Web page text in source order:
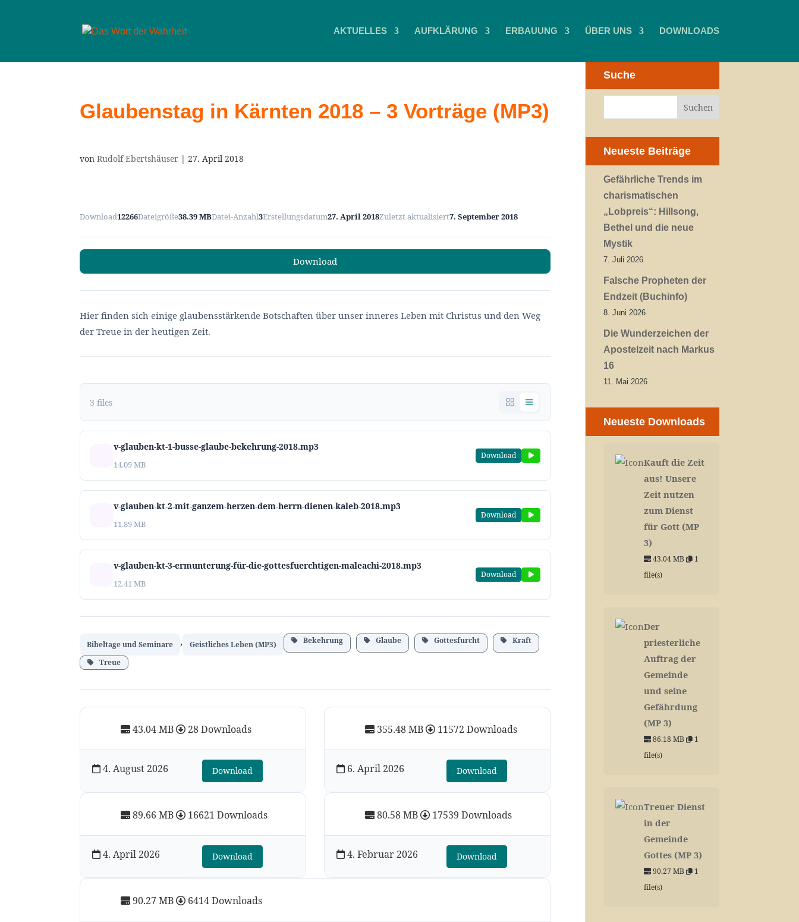
AKTUELLES AUFKLÄRUNG ERBAUUNG ÜBER UNS DOWNLOADS
Glaubenstag in Kärnten 2018 – 3 Vorträge (MP3)
vonRudolf Ebertshäuser |27. April 2018
Download12266Dateigröße38.39 MBDatei-Anzahl3Erstellungsdatum27. April 2018Zuletzt aktualisiert7. September 2018
Download
Hier finden sich einige glaubensstärkende Botschaften über unser inneres Leben mit Christus und den Weg
der Treue in der heutigen Zeit.
3 files
v-glauben-kt-1-busse-glaube-bekehrung-2018.mp3
14.09 MB
Download
v-glauben-kt-2-mit-ganzem-herzen-dem-herrn-dienen-kaleb-2018.mp3
11.89 MB
Download
v-glauben-kt-3-ermunterung-für-die-gottesfuerchtigen-maleachi-2018.mp3
12.41 MB
Download
Bibeltage und Seminare , Geistliches Leben (MP3) Bekehrung Glaube Gottesfurcht Kraft
Treue
43.04 MB 28 Downloads
4. August 2026 Download
90.27 MB 6414 Downloads
355.48 MB 11572 Downloads
6. April 2026 Download
89.66 MB 16621 Downloads
4. April 2026 Download
80.58 MB 17539 Downloads
4. Februar 2026 Download
Suche
Neueste Beiträge
Gefährliche Trends im
charismatischen
„Lobpreis“: Hillsong,
Bethel und die neue
Mystik
7. Juli 2026
Falsche Propheten der
Endzeit (Buchinfo)
8. Juni 2026
Die Wunderzeichen der
Apostelzeit nach Markus
16
11. Mai 2026
Neueste Downloads
Kauft die Zeit
aus! Unsere
Zeit nutzen
zum Dienst
für Gott (MP
3)
43.04 MB
1
file(s)
Der
priesterliche
Auftrag der
Gemeinde
und seine
Gefährdung
(MP 3)
86.18 MB
1
file(s)
Treuer Dienst
in der
Gemeinde
Gottes (MP 3)
90.27 MB
1
file(s)